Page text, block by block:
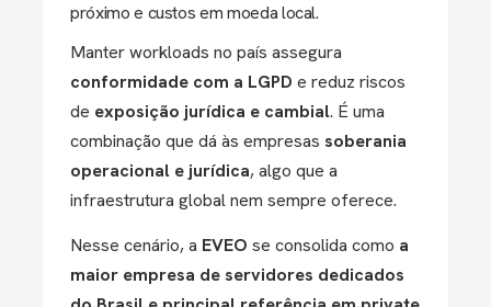
próximo e custos em moeda local.
Manter workloads no país assegura
conformidade com a LGPD e reduz riscos
de exposição jurídica e cambial. É uma
combinação que dá às empresas soberania
operacional e jurídica, algo que a
infraestrutura global nem sempre oferece.
Nesse cenário, a EVEO se consolida como a
maior empresa de servidores dedicados